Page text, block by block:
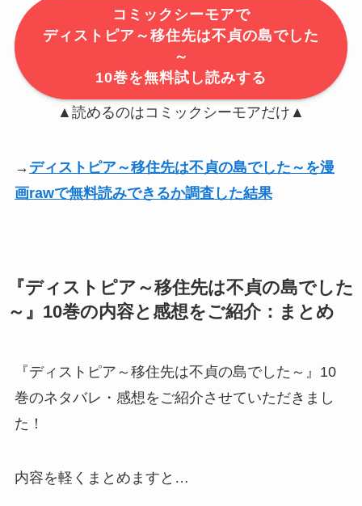
コミックシーモアで
ディストピア～移住先は不貞の島でした
～
10巻を無料試し読みする
▲読めるのはコミックシーモアだけ▲
→ ディストピア～移住先は不貞の島でした～を漫
画rawで無料読みできるか調査した結果
『ディストピア～移住先は不貞の島でした
～』10巻の内容と感想をご紹介：まとめ
『ディストピア～移住先は不貞の島でした～』10
巻のネタバレ・感想をご紹介させていただきまし
た！
内容を軽くまとめますと…